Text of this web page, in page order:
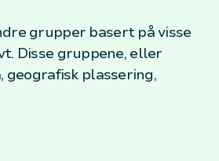
grupper basert på visse
Disse gruppene, eller
geografisk plassering,